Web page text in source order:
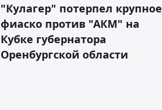
"Кулагер" потерпел крупное
фиаско против "АКМ" на
Кубке губернатора
Оренбургской области